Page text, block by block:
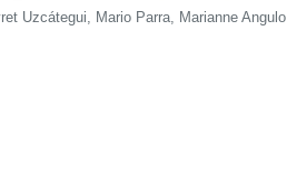
Uzcátegui, Mario Parra, Marianne Angulo